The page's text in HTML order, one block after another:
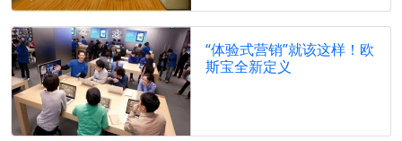
“体验式营销”就该这样！欧
斯宝全新定义